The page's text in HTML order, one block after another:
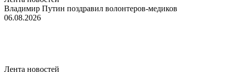
Владимир Путин поздравил волонтеров-медиков
06.08.2026
Лента новостей